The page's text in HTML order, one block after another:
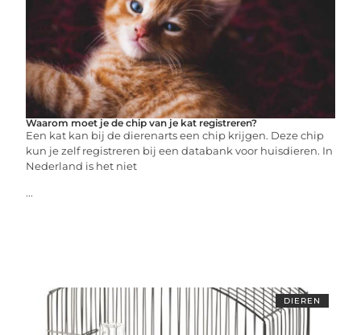
Waarom moet je de chip van je kat registreren?
Een kat kan bij de dierenarts een chip krijgen. Deze chip
kun je zelf registreren bij een databank voor huisdieren. In
Nederland is het niet
...
DIEREN